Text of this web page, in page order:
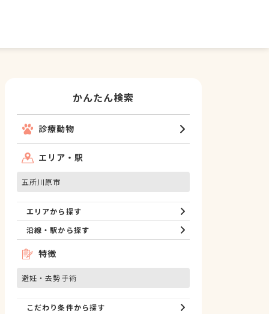
かんたん検索
診療動物
エリア・駅
五所川原市
エリアから探す
沿線・駅から探す
特徴
避妊・去勢手術
こだわり条件から探す